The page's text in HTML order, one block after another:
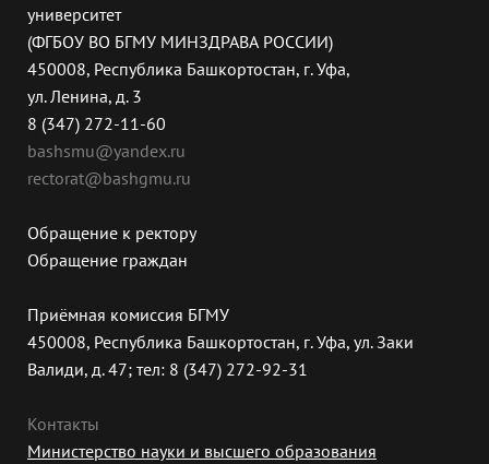
университет
(ФГБОУ ВО БГМУ МИНЗДРАВА РОССИИ)
450008, Республика Башкортостан, г. Уфа,
ул. Ленина, д. 3
8 (347) 272-11-60
bashsmu@yandex.ru
rectorat@bashgmu.ru
Обращение к ректору
Обращение граждан
Приёмная комиссия БГМУ
450008, Республика Башкортостан, г. Уфа, ул. Заки
Валиди, д. 47; тел: 8 (347) 272-92-31
Контакты
Министерство науки и высшего образования